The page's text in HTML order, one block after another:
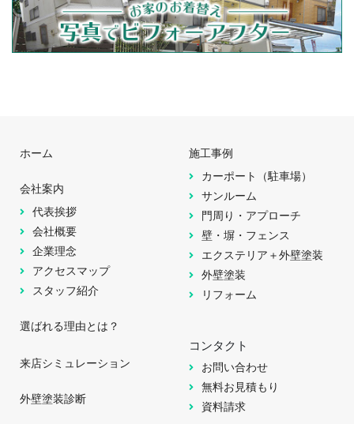
ホーム
会社案内
代表挨拶
会社概要
企業理念
アクセスマップ
スタッフ紹介
選ばれる理由とは？
施工事例
カーポート（駐車場）
サンルーム
門周り・アプローチ
壁・塀・フェンス
エクステリア＋外壁塗装
外壁塗装
リフォーム
来店シミュレーション
外壁塗装診断
コンタクト
お問い合わせ
無料お見積もり
資料請求